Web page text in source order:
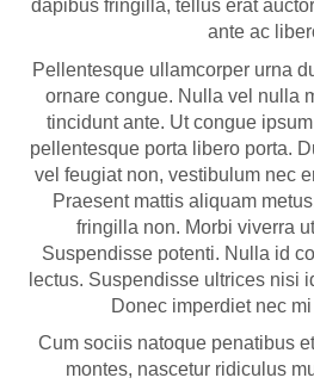
dapibus fringilla, tellus erat
ante ac
Pellentesque ullamcorper urna
ornare congue. Nulla vel nulla
tincidunt ante. Ut congue
pellentesque porta libero porta.
vel feugiat non, vestibulum nec
Praesent mattis aliquam
fringilla non. Morbi viverra
Suspendisse potenti. Nulla id
lectus. Suspendisse ultrices nisi
Donec imperdiet nec
Cum sociis natoque penatibus
montes, nascetur ridiculus